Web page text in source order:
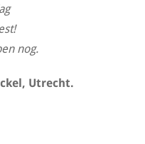
nog.
Utrecht.